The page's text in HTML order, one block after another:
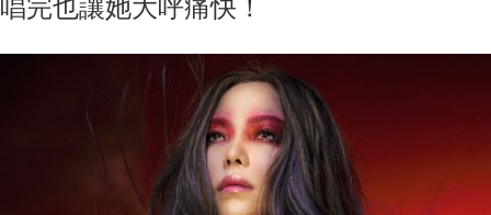
唱完也讓她大呼痛快！